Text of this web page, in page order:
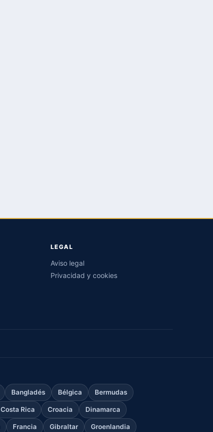
LEGAL
Aviso legal
Privacidad y cookies
Bangladés Bélgica Bermudas
Costa Rica Croacia Dinamarca
Francia Gibraltar Groenlandia